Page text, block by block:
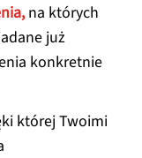
na których
już
konkretnie
której Twoimi